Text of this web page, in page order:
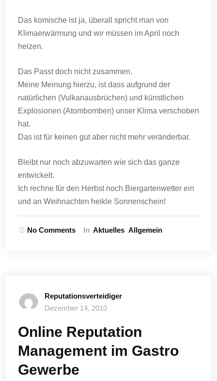
Das komische ist ja, überall spricht man von
Klimaerwärmung und wir müssen im April noch
heizen.
Das Passt doch nicht zusammen.
Meine Meinung hierzu, ist dass aufgrund der
natürlichen (Vulkanausbrüchen) und künstlichen
Explosionen (Atombomben) unser Klima verschoben
hat.
Das ist für keinen gut aber nicht mehr veränderbar.
Bleibt nur noch abzuwarten wie sich das ganze
entwickelt.
Ich rechne für den Herbst noch Biergartenwetter ein
und an Weihnachten heikle Sonnenschein!
No Comments In Aktuelles Allgemein
Reputationsverteidiger
Dezember 14, 2010
Online Reputation
Management im Gastro
Gewerbe